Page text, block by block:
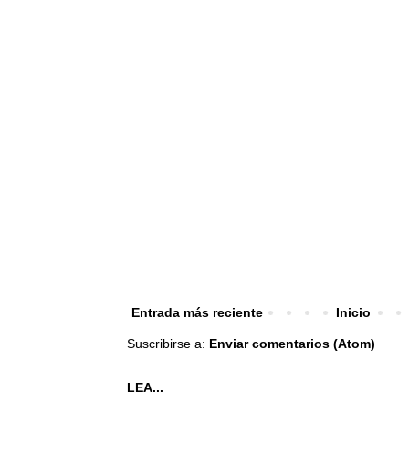
Entrada más reciente Inicio
Suscribirse a: Enviar comentarios (Atom)
LEA...